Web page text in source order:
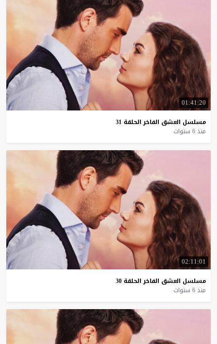
01:41:20
مسلسل العشق الفاخر الحلقة 31
منذ 6 سنوات
02:11:01
مسلسل العشق الفاخر الحلقة 30
منذ 6 سنوات